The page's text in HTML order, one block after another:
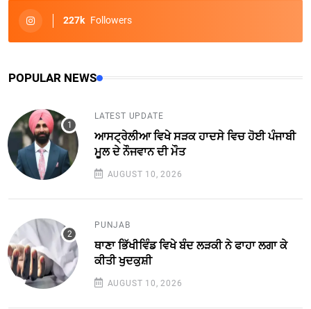
227k Followers
POPULAR NEWS
LATEST UPDATE
ਆਸਟ੍ਰੇਲੀਆ ਵਿਖੇ ਸੜਕ ਹਾਦਸੇ ਵਿਚ ਹੋਈ ਪੰਜਾਬੀ
ਮੂਲ ਦੇ ਨੌਜਵਾਨ ਦੀ ਮੌਤ
AUGUST 10, 2026
PUNJAB
ਥਾਣਾ ਭਿੱਖੀਵਿੰਡ ਵਿਖੇ ਬੰਦ ਲੜਕੀ ਨੇ ਫਾਹਾ ਲਗਾ ਕੇ
ਕੀਤੀ ਖੁਦਕੁਸ਼ੀ
AUGUST 10, 2026